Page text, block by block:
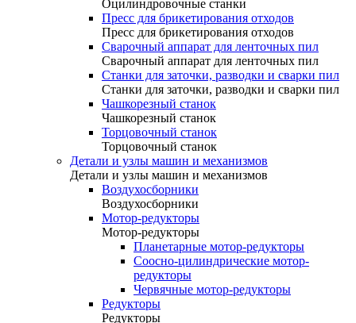
Оцилиндровочные станки
Пресс для брикетирования отходов
Пресс для брикетирования отходов
Сварочный аппарат для ленточных пил
Сварочный аппарат для ленточных пил
Станки для заточки, разводки и сварки пил
Станки для заточки, разводки и сварки пил
Чашкорезный станок
Чашкорезный станок
Торцовочный станок
Торцовочный станок
Детали и узлы машин и механизмов
Детали и узлы машин и механизмов
Воздухосборники
Воздухосборники
Мотор-редукторы
Мотор-редукторы
Планетарные мотор-редукторы
Соосно-цилиндрические мотор-
редукторы
Червячные мотор-редукторы
Редукторы
Редукторы